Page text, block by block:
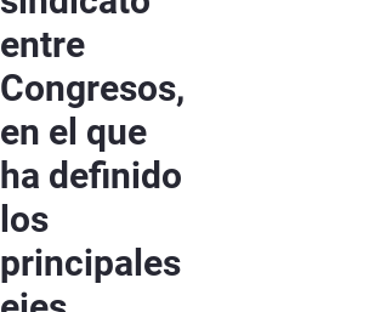
entre
Congresos,
en el que
ha definido
los
principales